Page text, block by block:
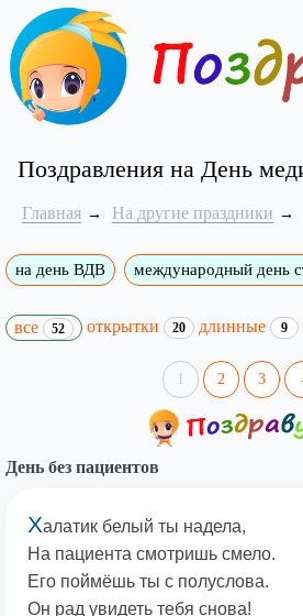
Поздравления на День
Главная На другие праздники
на день ВДВ международный день
все 52 открытки 20 длинные 9
1 2 3
День без пациентов
Халатик белый ты надела,
На пациента смотришь смело.
Его поймёшь ты с полуслова.
Он рад увидеть тебя снова!